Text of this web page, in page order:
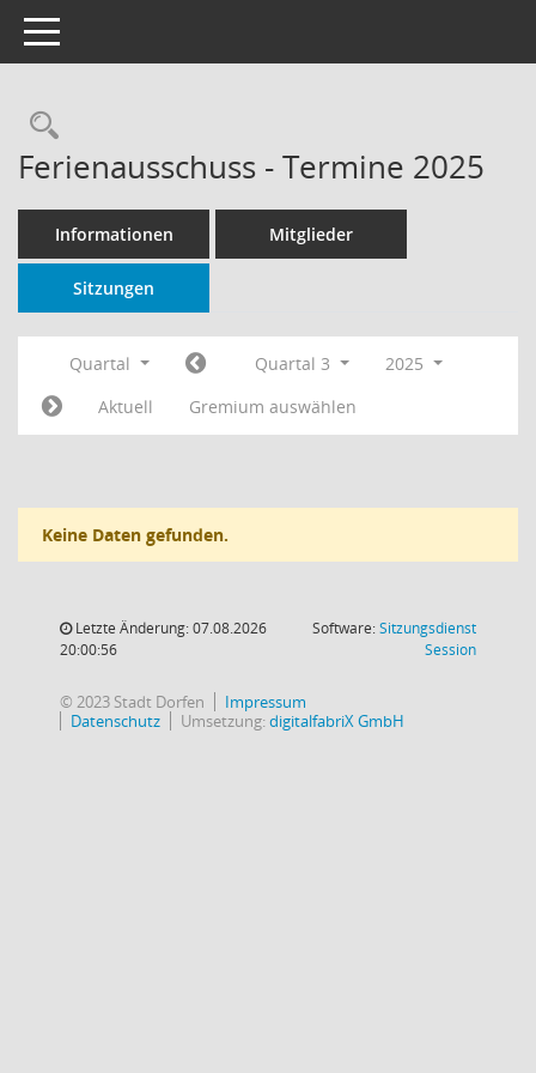
Toggle navigation
Rechercheauswahl
Ferienausschuss - Termine 2025
Informationen Mitglieder
Sitzungen
Quartal Quartal 3
2025
Aktuell
Gremium auswählen
Keine Daten gefunden.
Letzte Änderung: 07.08.2026
20:00:56
Software:Sitzungsdienst
Session(Wird in
© 2023 Stadt Dorfen
Impressum
Datenschutz
Umsetzung:digitalfabriX GmbH